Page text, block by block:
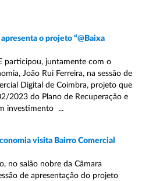
o projeto “@Baixa
participou, juntamente com o
João Rui Ferreira, na sessão de
Digital de Coimbra, projeto que
2023 do Plano de Recuperação e
investimento ...
visita Bairro Comercial
no salão nobre da Câmara
de apresentação do projeto